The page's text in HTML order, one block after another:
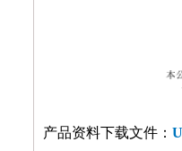
产品资料下载文件：